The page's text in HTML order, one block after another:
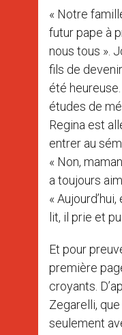
« Notre
futur pape à
nous tous ».
fils de
été
études de
Regina est
entrer au
« Non,
a toujours
«
lit, il prie et
Et pour
première
croyants.
Zegarelli,
seulement